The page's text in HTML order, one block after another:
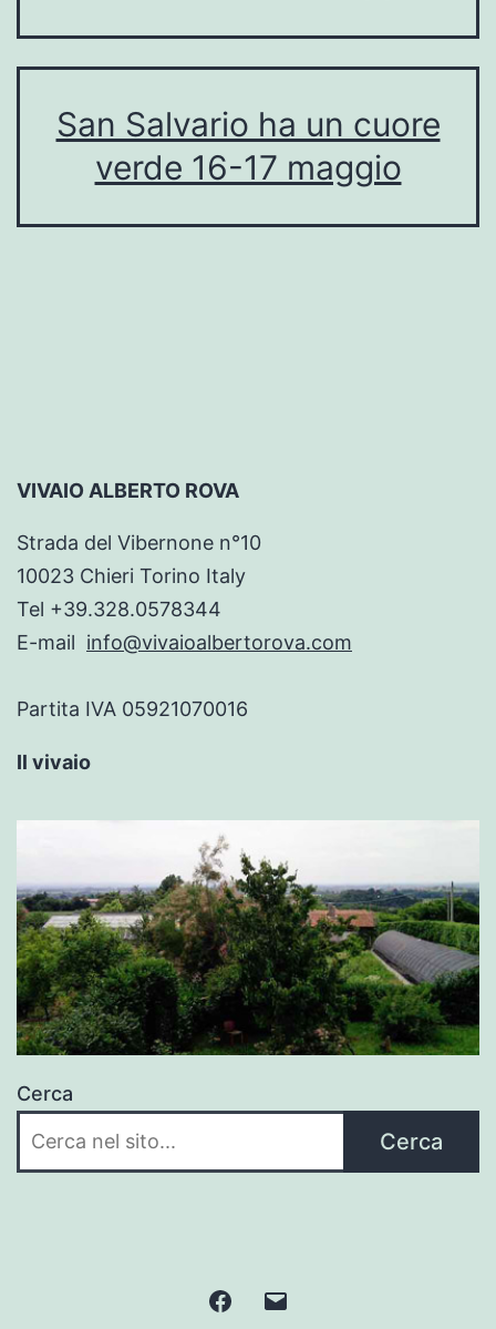
San Salvario ha un cuore
verde 16-17 maggio
VIVAIO ALBERTO ROVA
Strada del Vibernone n°10
10023 Chieri Torino Italy
Tel +39.328.0578344
E-mail info@vivaioalbertorova.com
Partita IVA 05921070016
Il vivaio
Cerca
Cerca
Facebook